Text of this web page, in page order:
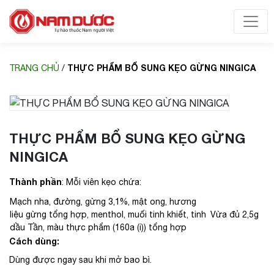
TRANG CHỦ / THỰC PHẨM BỔ SUNG KẸO GỪNG NINGICA
THỰC PHẨM BỔ SUNG KẸO GỪNG
NINGICA
Thành phần: Mỗi viên kẹo chứa:
Mạch nha, đường, gừng 3,1%, mật ong, hương
liệu gừng tổng hợp, menthol, muối tinh khiết, tinh
dầu Tần, màu thực phẩm (160a (i)) tổng hợp
Vừa đủ 2,5g
Cách dùng:
Dùng được ngay sau khi mở bao bì.